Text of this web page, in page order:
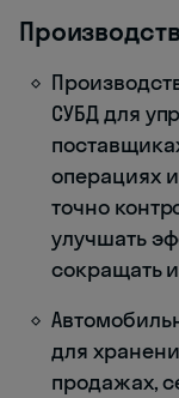
СУБД для
операциях
точно
улучшать
сокращать
для
продажах,